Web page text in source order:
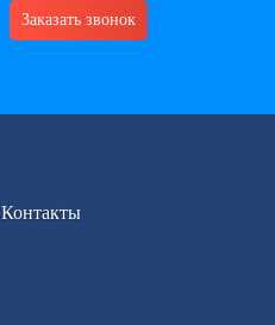
Заказать звонок
Контакты